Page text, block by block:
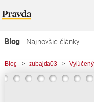
Blog
Najnovšie články
Najčítanejšie články
Najkomentovanejšie články
Blog > zubajda03 > Vylúčený